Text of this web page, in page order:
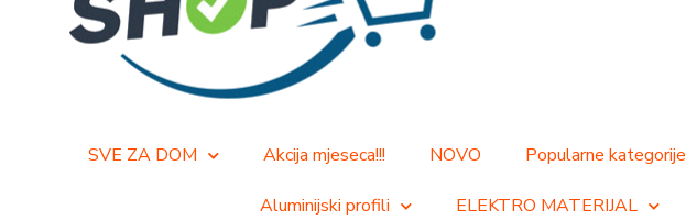
SVE ZA DOM Akcija mjeseca!!! NOVO Popularne kategorije
Aluminijski profili ELEKTRO MATERIJAL